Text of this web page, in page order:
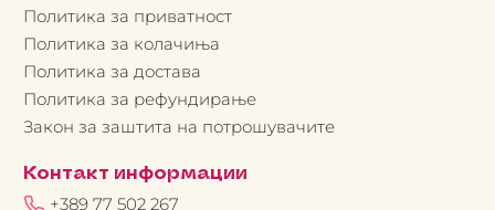
Политика за приватност
Политика за колачиња
Политика за достава
Политика за рефундирање
Закон за заштита на потрошувачите
Контакт информации
+389 77 502 267